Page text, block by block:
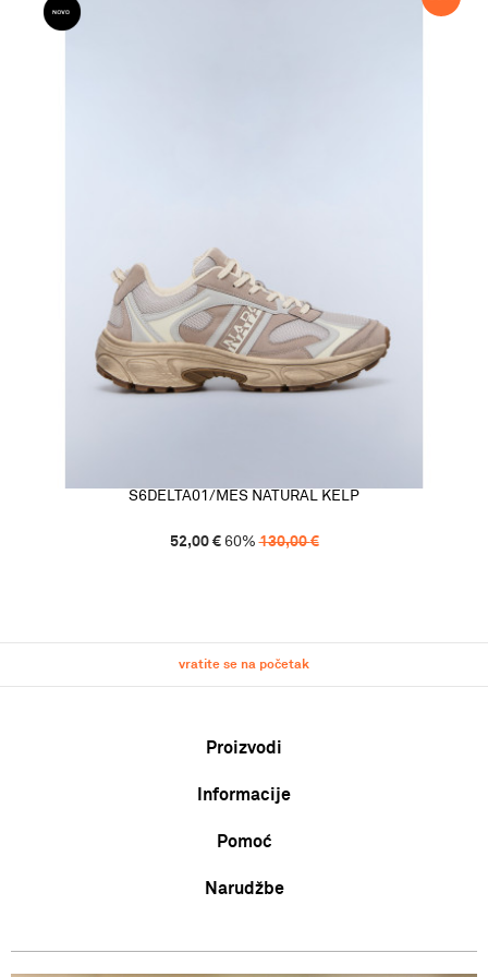
S6DELTA01/MES NATURAL KELP
52,00 € 60% 130,00€
vratite se na početak
Proizvodi
Muškarci
Žene
Djeca
Informacije
O nama
Zaposlenje
Pomoć
Uvjeti korištenja i prodaje
Narudžbe